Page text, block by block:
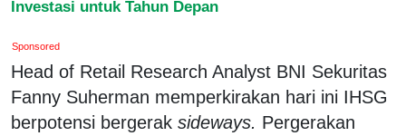
Investasi untuk Tahun Depan
Sponsored
Head of Retail Research Analyst BNI Sekuritas
Fanny Suherman memperkirakan hari ini IHSG
berpotensi bergerak sideways. Pergerakan